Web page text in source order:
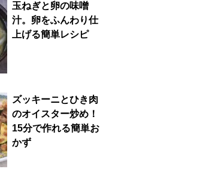
玉ねぎと卵の味噌
汁。卵をふんわり仕
上げる簡単レシピ
ズッキーニとひき肉
のオイスター炒め！
15分で作れる簡単お
かず